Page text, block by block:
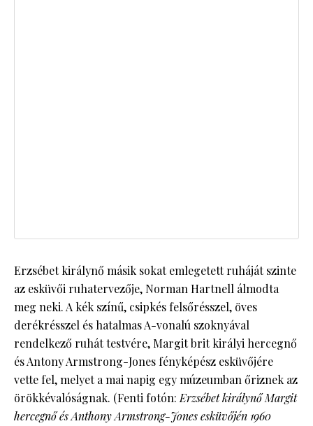
Erzsébet királynő másik sokat emlegetett ruháját szinte
az esküvői ruhatervezője, Norman Hartnell álmodta
meg neki. A kék színű, csipkés felsőrésszel, öves
derékrésszel és hatalmas A-vonalú szoknyával
rendelkező ruhát testvére, Margit brit királyi hercegnő
és Antony Armstrong-Jones fényképész esküvőjére
vette fel, melyet a mai napig egy múzeumban őriznek az
örökkévalóságnak. (Fenti fotón:Erzsébet királynő Margit
hercegnő és Anthony Armstrong-Jones esküvőjén 1960